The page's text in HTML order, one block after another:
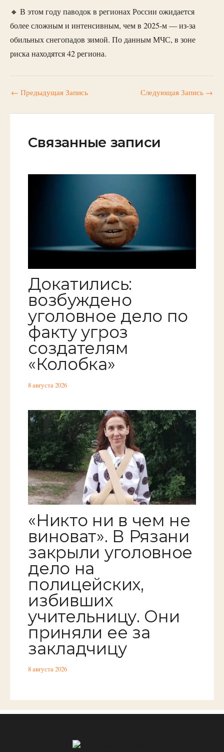
🔸 В этом году паводок в регионах России ожидается
более сложным и интенсивным, чем в 2025-м — из-за
обильных снегопадов зимой. По данным МЧС, в зоне
риска находятся 42 региона.
← Предыдущая Запись Следующая Запись →
Связанные записи
Докатились:
возбуждено
уголовное дело по
факту угроз
создателям
«Колобка»
8 августа 2026
«Никто ни в чем не
виноват». В Рязани
закрыли уголовное
дело на
полицейских,
избивших
учительницу. Они
приняли ее за
закладчицу
8 августа 2026